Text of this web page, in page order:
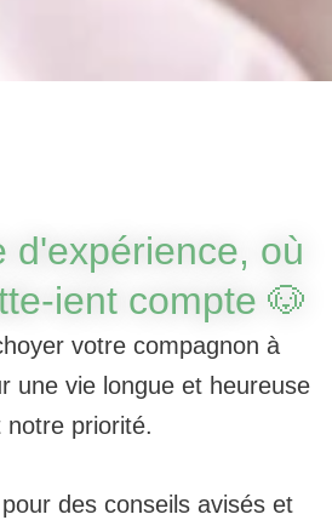
d'expérience, où
ient compte 🐶
votre compagnon à
une vie longue et heureuse
notre priorité.
des conseils avisés et